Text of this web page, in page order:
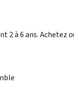
2 à 6 ans. Achetez